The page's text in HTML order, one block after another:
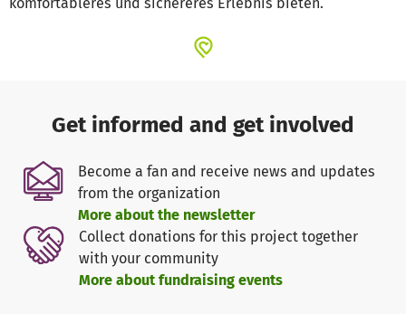
Get informed and get involved
Become a fan and receive news and updates
from the organization
More about the newsletter
Collect donations for this project together
with your community
More about fundraising events